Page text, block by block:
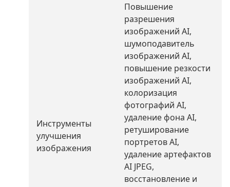
Инструменты
улучшения
изображения
Повышение
разрешения
изображений AI,
шумоподавитель
изображений AI,
повышение резкости
изображений AI,
колоризация
фотографий AI,
удаление фона AI,
ретуширование
портретов AI,
удаление артефактов
AI JPEG,
восстановление и